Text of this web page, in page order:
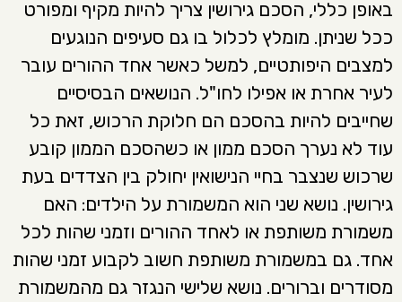
באופן כללי, הסכם גירושין צריך להיות מקיף ומפורט
ככל שניתן. מומלץ לכלול בו גם סעיפים הנוגעים
למצבים היפותטיים, למשל כאשר אחד ההורים עובר
לעיר אחרת או אפילו לחו"ל. הנושאים הבסיסיים
שחייבים להיות בהסכם הם חלוקת הרכוש, זאת כל
עוד לא נערך הסכם ממון או כשהסכם הממון קובע
שרכוש שנצבר בחיי הנישואין יחולק בין הצדדים בעת
גירושין. נושא שני הוא המשמורת על הילדים: האם
משמורת משותפת או לאחד ההורים וזמני שהות לכל
אחד. גם במשמורת משותפת חשוב לקבוע זמני שהות
מסודרים וברורים. נושא שלישי הנגזר גם מהמשמורת